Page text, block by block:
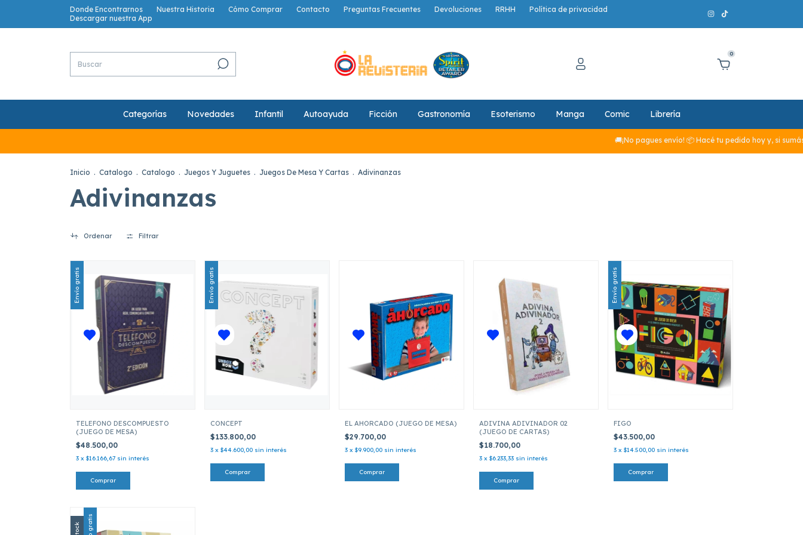
Donde Encontrarnos Nuestra Historia Cómo Comprar Contacto Preguntas Frecuentes Devoluciones RRHH
Política de privacidad
Descargar nuestra App
0
Categorías Novedades Infantil Autoayuda Ficción Gastronomía Esoterismo Manga Comic Librería
🚚¡No pagues envío! 📦 Hacé tu pedido hoy y, si sumás
Inicio . Catalogo . Catalogo . Juegos Y Juguetes . Juegos De Mesa Y Cartas . Adivinanzas
Adivinanzas
Ordenar Filtrar
Envío gratis
TELEFONO DESCOMPUESTO
(JUEGO DE MESA)
$48.500,00
3 x $16.166,67 sin interés
Envío gratis
CONCEPT
$133.800,00
3 x $44.600,00 sin interés
EL AHORCADO (JUEGO DE MESA)
$29.700,00
3 x $9.900,00 sin interés
ADIVINA ADIVINADOR 02
(JUEGO DE CARTAS)
$18.700,00
3 x $6.233,33 sin interés
Envío gratis
FIGO
$43.500,00
3 x $14.500,00 sin interés